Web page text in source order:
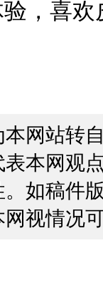
，喜
网站转
本网观
如稿件
视情况